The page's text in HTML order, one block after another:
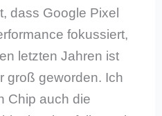
dass Google Pixel
fokussiert,
letzten Jahren ist
groß geworden. Ich
Chip auch die